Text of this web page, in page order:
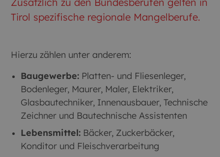
Tirol spezifische regionale Mangelberufe.
Hierzu zählen unter anderem:
Baugewerbe:Platten- und Fliesenleger,
Bodenleger, Maurer, Maler, Elektriker,
Glasbautechniker, Innenausbauer, Technische
Zeichner und Bautechnische Assistenten
Lebensmittel:Bäcker, Zuckerbäcker,
Konditor und Fleischverarbeitung